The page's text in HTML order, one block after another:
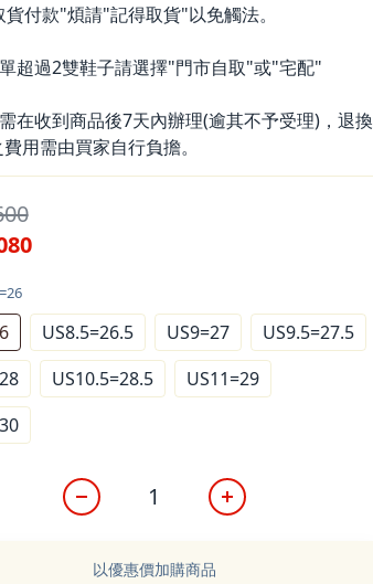
貨付款"煩請"記得取貨"以免觸法。
超過2雙鞋子請選擇"門市自取"或"宅配"
在收到商品後7天內辦理(逾其不予受理)，退換
用需由買家自行負擔。
US8.5=26.5 US9=27
US9.5=27.5
US10.5=28.5
US11=29
以優惠價加購商品